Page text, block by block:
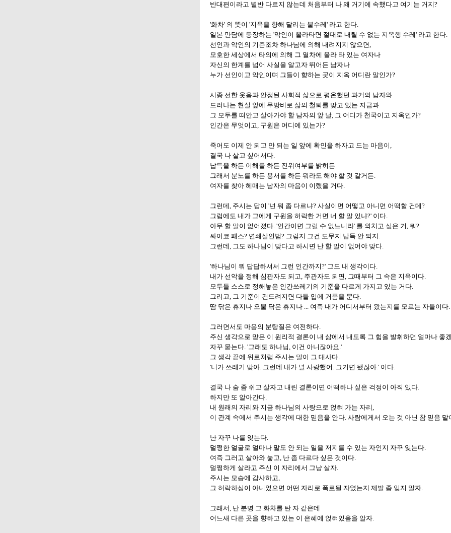
반대편이라고 별반 다르지 않는데 처음부터 나 왜 거기에 속했다고 여기는 거지?
'화차' 의 뜻이 '지옥을 향해 달리는 불수레' 라고 한다.
일본 만담에 등장하는 '악인이 올라타면 절대로 내릴 수 없는 지옥행 수레' 라고 한다.
선인과 악인의 기준조차 하나님에 의해 내려지지 않으면,
모호한 세상에서 타의에 의해 그 열차에 올라 타 있는 여자나
자신의 한계를 넘어 사실을 알고자 뛰어든 남자나
누가 선인이고 악인이며 그들이 향하는 곳이 지옥 어디란 말인가?
시종 선한 웃음과 안정된 사회적 삶으로 평온했던 과거의 남자와
드러나는 현실 앞에 무방비로 삶의 철퇴를 맞고 있는 지금과
그 모두를 떠안고 살아가야 할 남자의 앞 날, 그 어디가 천국이고 지옥인가?
인간은 무엇이고, 구원은 어디에 있는가?
죽어도 이제 안 되고 안 되는 일 앞에 확인을 하자고 드는 마음이,
결국 나 살고 싶어서다.
납득을 하든 이해를 하든 진위여부를 밝히든
그래서 분노를 하든 용서를 하든 뭐라도 해야 할 것 같거든.
여자를 찾아 헤매는 남자의 마음이 이랬을 거다.
그런데, 주시는 답이 '넌 뭐 좀 다르냐? 사실이면 어떻고 아니면 어떡할 건데?
그럼에도 내가 그에게 구원을 허락한 거면 너 할 말 있냐?' 이다.
아무 할 말이 없어졌다. '인간이면 그럴 수 없느니라' 를 외치고 싶은 거, 뭐?
싸이코 패스? 연쇄살인범? 그렇지 그건 도무지 납득 안 되지.
그런데, 그도 하나님이 맞다고 하시면 난 할 말이 없어야 맞다.
'하나님이 뭐 답답하셔서 그런 인간까지?' 그도 내 생각이다.
내가 선악을 정해 심판자도 되고, 주관자도 되면, 그때부터 그 속은 지옥이다.
모두들 스스로 정해놓은 인간쓰레기의 기준을 다르게 가지고 있는 거다.
그리고, 그 기준이 건드려지면 다들 입에 거품을 문다.
땀 닦은 휴지나 오물 닦은 휴지나 ... 여즉 내가 어디서부터 왔는지를 모르는 자들이다.
그러면서도 마음의 분탕질은 여전하다.
주신 생각으로 맏은 이 원리적 결론이 내 삶에서 내도록 그 힘을 발휘하면 얼마나 좋
자꾸 묻는다. '그래도 하나님, 이건 아니잖아요.'
그 생각 끝에 위로처럼 주시는 말이 그 대사다.
'니가 쓰레기 맞아. 그런데 내가 널 사랑했어. 그거면 됐잖아.' 이다.
결국 나 숨 좀 쉬고 살자고 내린 결론이면 어떡하나 싶은 걱정이 아직 있다.
하지만 또 알아간다.
내 원래의 자리와 지금 하나님의 사랑으로 얹혀 가는 자리,
이 관계 속에서 주시는 생각에 대한 믿음을 안다. 사람에게서 오는 것 아닌 참 믿음 말
난 자꾸 나를 잊는다.
멀쩡한 얼굴로 얼마나 말도 안 되는 일을 저지를 수 있는 자인지 자꾸 잊는다.
여즉 그러고 살아와 놓고, 난 좀 다르다 싶은 것이다.
멀쩡하게 살라고 주신 이 자리에서 그냥 살자.
주시는 모습에 감사하고,
그 허락하심이 아니었으면 어떤 자리로 폭로될 자였는지 제발 좀 잊지 말자.
그래서, 난 분명 그 화차를 탄 자 같은데
어느새 다른 곳을 향하고 있는 이 은혜에 얹혀있음을 알자.